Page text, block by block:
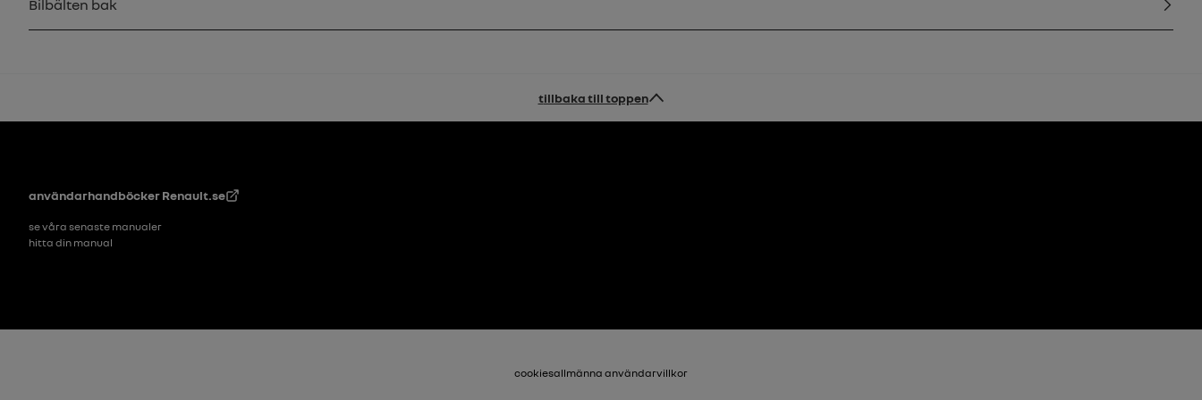
Bilbälten bak
tillbaka till toppen
Footer
användarhandböcker
se våra senaste manualer
hitta din manual
Renault.se
cookiesallmänna användarvillkor